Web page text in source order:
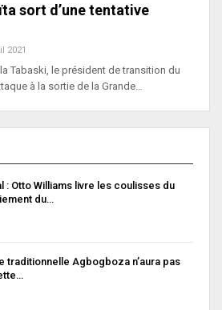
sort d’une tentative
2021
Tabaski, le président de transition du
à la sortie de la Grande…
: Otto Williams livre les coulisses du
du…
traditionnelle Agbogboza n’aura pas